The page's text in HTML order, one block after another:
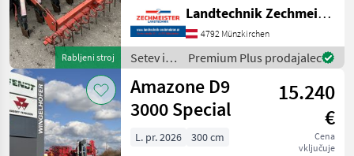
Rabljeni stroj
voznega pasa, vlečni lemež,
podvozje, vklop voznih
stez, : konvencionalno
Setev in nega Sejalnica
Landtechnik Zechmeister GmbH & Co KG
4792 Münzkirchen
Setev in
nega /
Reform
Premium Plus prodajalec
Amazone D9
3000 Special
15.240
€
Cena
vključuje
L. pr. 2026
300 cm